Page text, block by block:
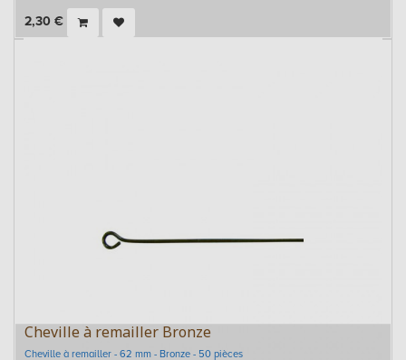
2,30 €
Cheville à remailler Bronze
Cheville à remailler - 62 mm - Bronze - 50 pièces